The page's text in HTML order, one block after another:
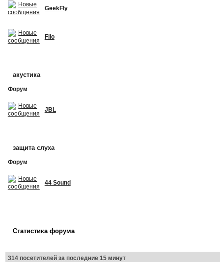
GeekFly
Fiio
акустика
Форум
JBL
защита слуха
Форум
44 Sound
Статистика форума
314 посетителей за последние 15 минут